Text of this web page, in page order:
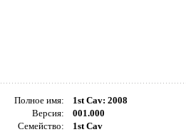
Полное имя:
1st Cav: 2008
Версия:
001.000
Семейство:
1st Cav